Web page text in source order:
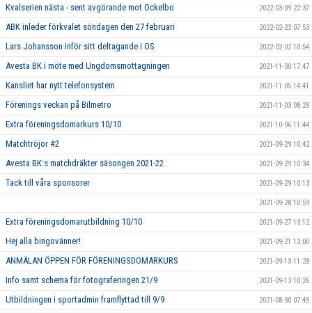
Kvalserien nästa - sent avgörande mot Ockelbo 2022-03-09 22:37
ABK inleder förkvalet söndagen den 27 februari 2022-02-23 07:53
Lars Johansson inför sitt deltagande i OS 2022-02-02 10:54
Avesta BK i möte med Ungdomsmottagningen 2021-11-30 17:47
Kansliet har nytt telefonsystem 2021-11-05 14:41
Förenings veckan på Bilmetro 2021-11-03 08:29
Extra föreningsdomarkurs 10/10 2021-10-06 11:44
Matchtröjor #2 2021-09-29 10:42
Avesta BK:s matchdräkter säsongen 2021-22 2021-09-29 10:34
Tack till våra sponsorer 2021-09-29 10:13
2021-09-28 10:59
Extra föreningsdomarutbildning 10/10 2021-09-27 13:12
Hej alla bingovänner! 2021-09-21 13:00
ANMÄLAN ÖPPEN FÖR FÖRENINGSDOMARKURS 2021-09-13 11:28
Info samt schema för fotograferingen 21/9 2021-09-13 10:26
Utbildningen i sportadmin framflyttad till 9/9 2021-08-30 07:45